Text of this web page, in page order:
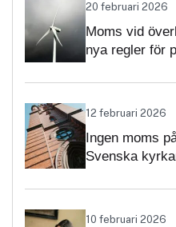
20 februari 2026
Moms vid
nya regler för
12 februari 2026
Ingen moms
Svenska
10 februari 2026